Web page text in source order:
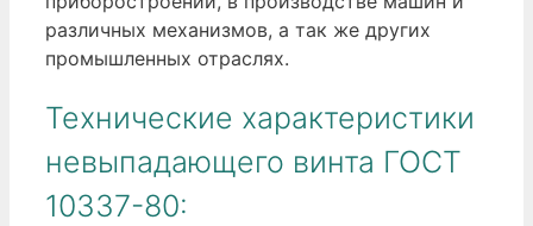
различных механизмов, а так же других
промышленных отраслях.
Технические характеристики
невыпадающего винта ГОСТ
10337-80: